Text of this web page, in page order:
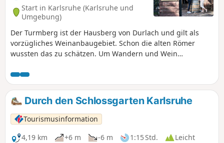
Start in Karlsruhe (Karlsruhe und
Umgebung)
Der Turmberg ist der Hausberg von Durlach und gilt als
vorzügliches Weinanbaugebiet. Schon die alten Römer
wussten das zu schätzen. Um Wandern und Wein
Weinwanderwege eingeweiht. Jeder einzelne Weg ist durch
farblich unterschiedliche Piktogramme gekennzeichnet.
Durch den Schlossgarten Karlsruhe
Tourismusinformation
4,19 km
+6 m -6 m 1:15 Std.
Leicht